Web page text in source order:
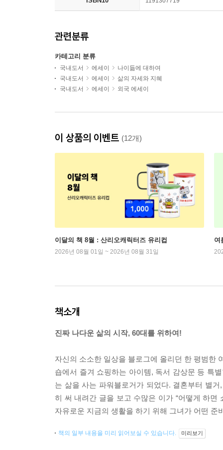
관련분류
카테고리 분류
국내도서 에세이
나이듦에 대하여
국내도서
에세이
삶의 자세와 지혜
국내도서
에세이 외국 에세이
이 상품의 이벤트 (12개)
이달의 책 8월 : 산리오캐릭터즈 유리컵
2026년 08월 01일 ~ 2026년 08월 31일
여
책소개
진짜 나다운 삶의 시작, 60대를 위하여!
자신의 소소한 일상을 블로그에 올리던 한 평범한
숍에서 즐겨 쇼핑하는 아이템, 독서 감상문 등 특
는 삶을 사는 파워블로거가 되었다. 결혼부터 별
히 써 내려간 글을 보고 수많은 이가 “어떻게 하
자유로운 지금의 생활을 하기 위해 그녀가 어떤 준
책의 일부 내용을 미리 읽어보실 수 있습니다. 미리보기